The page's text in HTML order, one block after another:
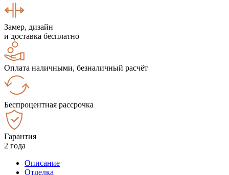
Замер, дизайн
и доставка бесплатно
Оплата наличными, безналичный расчёт
Беспроцентная рассрочка
Гарантия
2 года
Описание
Отделка